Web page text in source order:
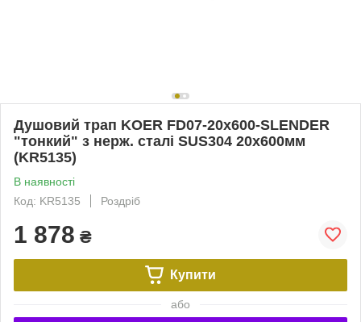
Душовий трап KOER FD07-20x600-SLENDER
"тонкий" з нерж. сталі SUS304 20x600мм
(KR5135)
В наявності
Код: KR5135
Роздріб
1 878 ₴
Купити
або